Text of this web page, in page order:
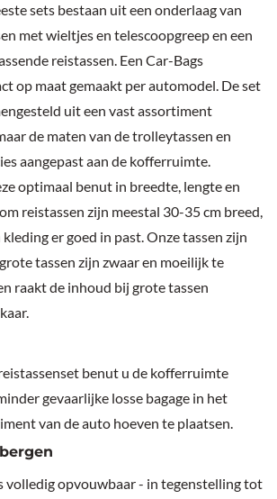
sets bestaan uit een onderlaag van
met wieltjes en telescoopgreep en een
reistassen. Een Car-Bags
op maat gemaakt per automodel. De set
uit een vast assortiment
de maten van de trolleytassen en
aangepast aan de kofferruimte.
optimaal benut in breedte, lengte en
reistassen zijn meestal 30-35 cm breed,
er goed in past. Onze tassen zijn
tassen zijn zwaar en moeilijk te
raakt de inhoud bij grote tassen
benut u de kofferruimte
gevaarlijke losse bagage in het
van de auto hoeven te plaatsen.
volledig opvouwbaar - in tegenstelling tot